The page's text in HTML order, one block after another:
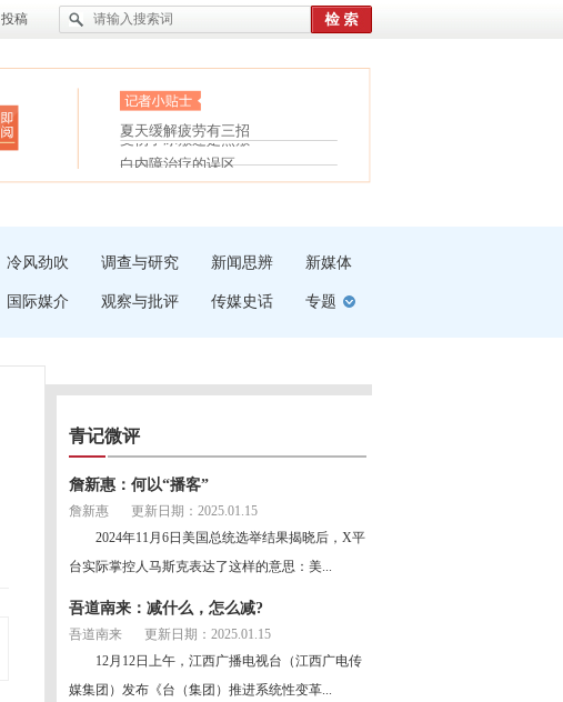
投稿
“枝桠”“树桠”宜写成“枝...
夏天缓解疲劳有三招
护腰，摆脱六大坏习惯
受伤了冰敷还是热敷
白内障治疗的误区
冷风劲吹 调查与研究 新闻思辨 新媒体
国际媒介 观察与批评 传媒史话 专题
青记微评
詹新惠：何以“播客”
詹新惠
更新日期：2025.01.15
2024年11月6日美国总统选举结果揭晓后，X平
台实际掌控人马斯克表达了这样的意思：美...
吾道南来：减什么，怎么减?
吾道南来
更新日期：2025.01.15
12月12日上午，江西广播电视台（江西广电传
媒集团）发布《台（集团）推进系统性变革...